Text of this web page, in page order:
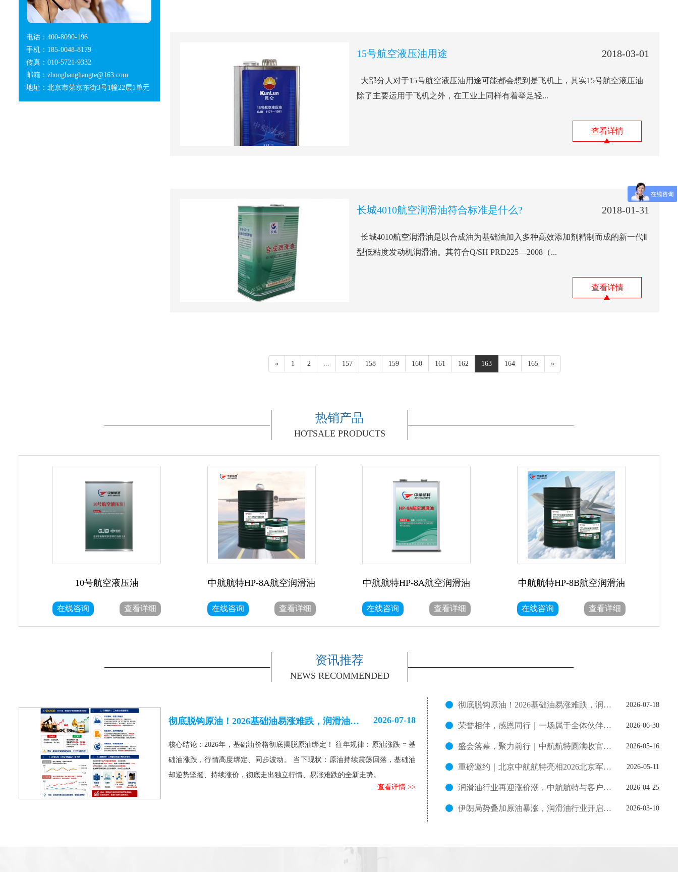
电话：400-8090-196
手机：185-0048-8179
传真：010-5721-9332
邮箱：zhonghanghangte@163.com
地址：北京市荣京东街3号1幢22层1单元
15号航空液压油用途 2018-03-01
大部分人对于15号航空液压油用途可能都会想到是飞机上，其实15号航空液压油
除了主要运用于飞机之外，在工业上同样有着举足轻...
查看详情
长城4010航空润滑油符合标准是什么? 2018-01-31
长城4010航空润滑油是以合成油为基础油加入多种高效添加剂精制而成的新一代Ⅱ
型低粘度发动机润滑油。其符合Q/SH PRD225—2008（...
查看详情
« 1 2 ... 157 158 159 160 161 162 163 164 165 »
热销产品
HOTSALE PRODUCTS
10号航空液压油
在线咨询 查看详细
中航航特HP-8A航空润滑油
在线咨询 查看详细
中航航特HP-8A航空润滑油
在线咨询 查看详细
中航航特HP-8B航空润滑油
在线咨询 查看详细
资讯推荐
NEWS RECOMMENDED
彻底脱钩原油！2026基础油易涨难跌，润滑油高成本已成定局 2026-07-18
核心结论：2026年，基础油价格彻底摆脱原油绑定！ 往年规律：原油涨跌 = 基
础油涨跌，行情高度绑定、同步波动。 当下现状：原油持续震荡回落，基础油
却逆势坚挺、持续涨价，彻底走出独立行情、易涨难跌的全新走势。
查看详情 >>
彻底脱钩原油！2026基础油易涨难跌，润滑油高成本已成定局 2026-07-18
荣誉相伴，感恩同行｜一场属于全体伙伴的暖心盛会 2026-06-30
盛会落幕，聚力前行｜中航航特圆满收官2026北京军博会 2026-05-16
重磅邀约｜北京中航航特亮相2026北京军博会，B222展位恭候莅临！ 2026-05-11
润滑油行业再迎涨价潮，中航航特与客户共克时艰 2026-04-25
伊朗局势叠加原油暴涨，润滑油行业开启新一轮涨价潮 2026-03-10